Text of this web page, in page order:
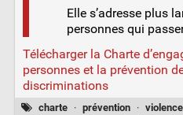
Elle s’adresse plus
personnes qui
Télécharger la Charte
personnes et la prévention
discriminations
charte · prévention ·